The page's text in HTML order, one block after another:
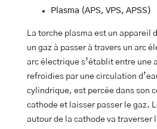
Plasma (APS, VPS, APSS)
La torche plasma est un appareil
un gaz à passer à travers un arc
arc électrique s’établit entre une
refroidies par une circulation
cylindrique, est percée dans son
cathode et laisser passer le gaz.
autour de la cathode va traverser